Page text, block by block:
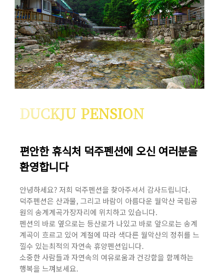
DUCKJU PENSION
편안한 휴식처 덕주펜션에 오신 여러분을
환영합니다
안녕하세요? 저희 덕주펜션을 찾아주셔서 감사드립니다.
덕주펜션은 산과물, 그리고 바람이 아름다운 월악산 국립공
원의 송계계곡가장자리에 위치하고 있습니다.
펜션의 바로 옆으로는 등산로가 나있고 바로 앞으로는 송계
계곡이 흐르고 있어 계절에 따라 색다른 월악산의 정취를 느
낄수 있는최적의 자연속 휴양펜션입니다.
소중한 사람들과 자연속의 여유로움과 건강함을 함께하는
행복을 느껴보세요.